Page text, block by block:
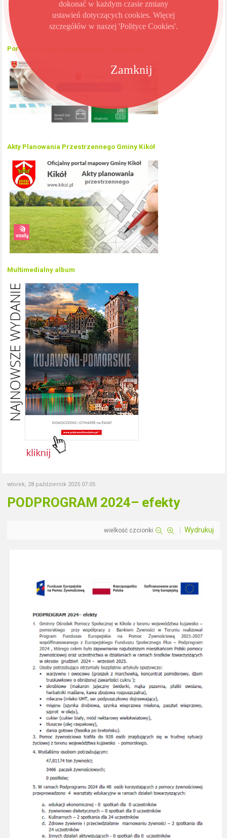
Portal E-Urząd Urzędu Miasta i Gminy Kikół
Akty Planowania Przestrzennego Gminy Kikół
Multimedialny album
wtorek, 28 październik 2025 07:05
PODPROGRAM 2024– efekty
wielkość czcionki Wydrukuj
Zamknij
dokonać w każdym czasie zmiany
ustawień dotyczących cookies. Więcej
szczegółów w naszej 'Polityce Cookies'.